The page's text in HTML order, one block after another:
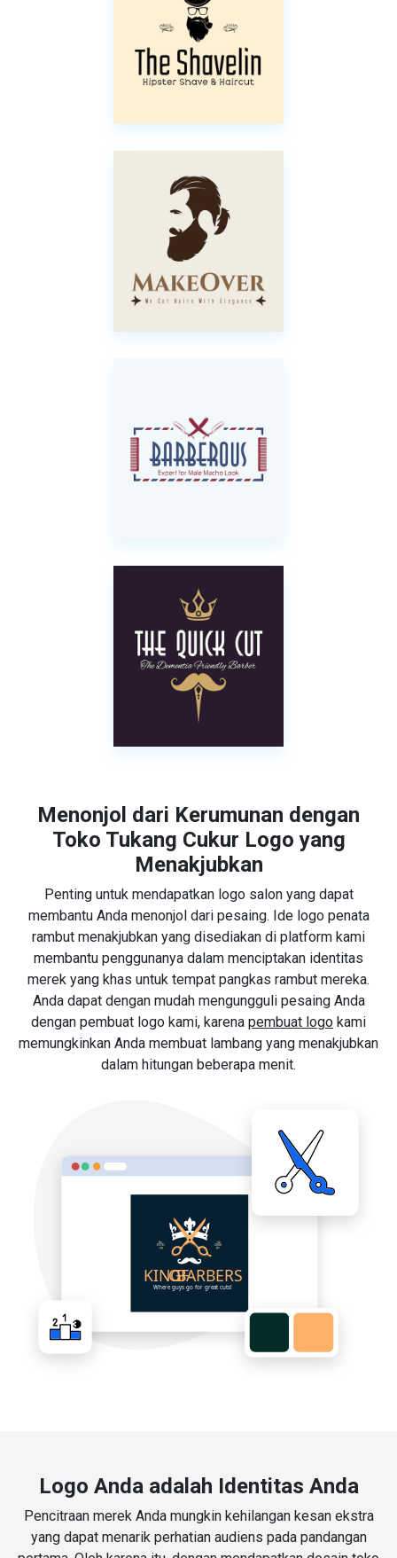
Menonjol dari Kerumunan dengan
Toko Tukang Cukur Logo yang
Menakjubkan
Penting untuk mendapatkan logo salon yang dapat
membantu Anda menonjol dari pesaing. Ide logo penata
rambut menakjubkan yang disediakan di platform kami
membantu penggunanya dalam menciptakan identitas
merek yang khas untuk tempat pangkas rambut mereka.
Anda dapat dengan mudah mengungguli pesaing Anda
dengan pembuat logo kami, karena pembuat logo kami
memungkinkan Anda membuat lambang yang menakjubkan
dalam hitungan beberapa menit.
Logo Anda adalah Identitas Anda
Pencitraan merek Anda mungkin kehilangan kesan ekstra
yang dapat menarik perhatian audiens pada pandangan